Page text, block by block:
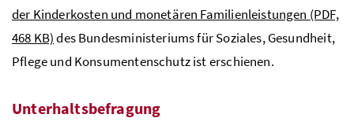
der Kinderkosten und monetären Familienleistungen (PDF,
468 KB)des Bundesministeriums für Soziales, Gesundheit,
Pflege und Konsumentenschutz ist erschienen.
Unterhaltsbefragung